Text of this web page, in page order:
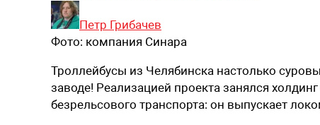
Петр Грибачев
Фото: компания Синара
Троллейбусы из Челябинска настолько
заводе! Реализацией проекта занялся
безрельсового транспорта: он выпускает